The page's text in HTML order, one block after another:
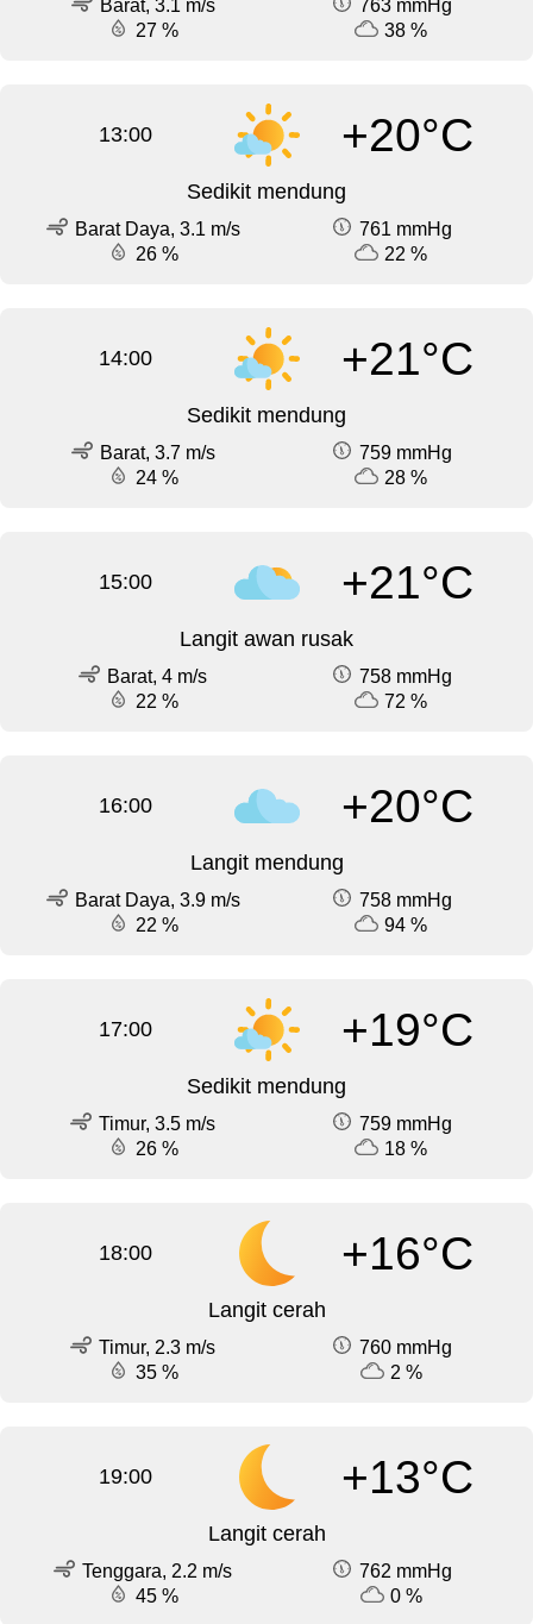
Barat, 3.1 m/s
763 mmHg
27 %
38 %
13:00 +20°C
Sedikit mendung
Barat Daya, 3.1 m/s
761 mmHg
26 %
22 %
14:00 +21°C
Sedikit mendung
Barat, 3.7 m/s
759 mmHg
24 %
28 %
15:00 +21°C
Langit awan rusak
Barat, 4 m/s
758 mmHg
22 %
72 %
16:00 +20°C
Langit mendung
Barat Daya, 3.9 m/s
758 mmHg
22 %
94 %
17:00 +19°C
Sedikit mendung
Timur, 3.5 m/s
759 mmHg
26 %
18 %
18:00 +16°C
Langit cerah
Timur, 2.3 m/s
760 mmHg
35 %
2 %
19:00 +13°C
Langit cerah
Tenggara, 2.2 m/s
762 mmHg
45 %
0 %